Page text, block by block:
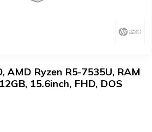
AMD Ryzen R5-7535U, RAM
15.6inch, FHD, DOS